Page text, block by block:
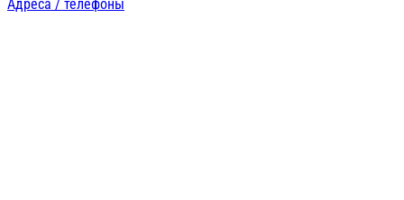
Адреса / телефоны